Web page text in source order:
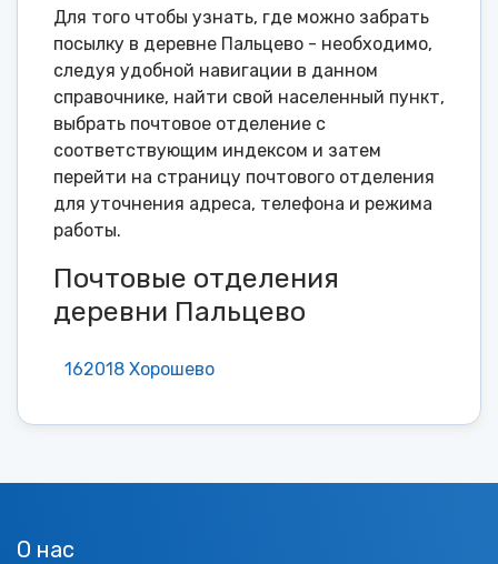
Для того чтобы узнать, где можно забрать
посылку в деревне Пальцево - необходимо,
следуя удобной навигации в данном
справочнике, найти свой населенный пункт,
выбрать почтовое отделение с
соответствующим индексом и затем
перейти на страницу почтового отделения
для уточнения адреса, телефона и режима
работы.
Почтовые отделения
деревни Пальцево
162018 Хорошево
О нас